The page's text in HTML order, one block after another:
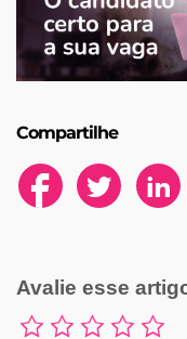
Compartilhe
Avalie esse